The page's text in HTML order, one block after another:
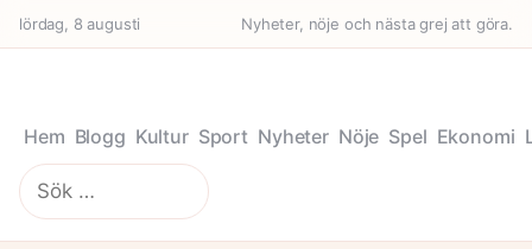
lördag, 8 augusti Nyheter, nöje och nästa grej att göra.
Hem Blogg Kultur Sport Nyheter Nöje Spel Ekonomi
Sök
efter: